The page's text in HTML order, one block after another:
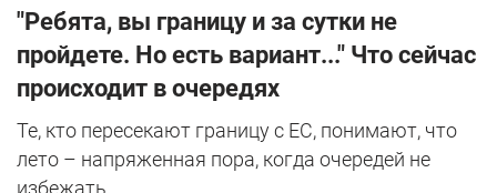
"Ребята, вы границу и за сутки не
пройдете. Но есть вариант..." Что сейчас
происходит в очередях
Те, кто пересекают границу с ЕС, понимают, что
лето – напряженная пора, когда очередей не